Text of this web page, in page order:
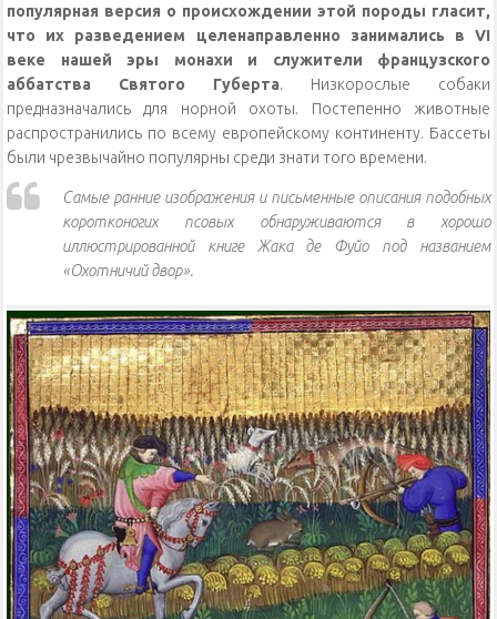
популярная версия о происхождении этой породы гласит,
что их разведением целенаправленно занимались в VI
веке нашей эры монахи и служители французского
аббатства Святого Губерта. Низкорослые собаки
предназначались для норной охоты. Постепенно животные
распространились по всему европейскому континенту. Бассеты
были чрезвычайно популярны среди знати того времени.
Самые ранние изображения и письменные описания подобных
коротконогих псовых обнаруживаются в хорошо
иллюстрированной книге Жака де Фуйо под названием
«Охотничий двор».